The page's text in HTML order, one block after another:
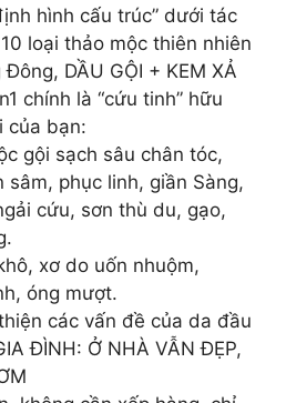
hình cấu trúc” dưới tác
loại thảo mộc thiên nhiên
DẦU GỘI + KEM XẢ
chính là “cứu tinh” hữu
của bạn:
gội sạch sâu chân tóc,
sâm, phục linh, giần Sàng,
cứu, sơn thù du, gạo,
xơ do uốn nhuộm,
óng mượt.
các vấn đề của da đầu
ĐÌNH: Ở NHÀ VẪN ĐẸP,